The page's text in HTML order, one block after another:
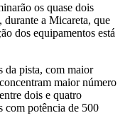
os quase dois
a Micareta, que
dos equipamentos está
da pista, com maior
maior número
dois e quatro
com potência de 500